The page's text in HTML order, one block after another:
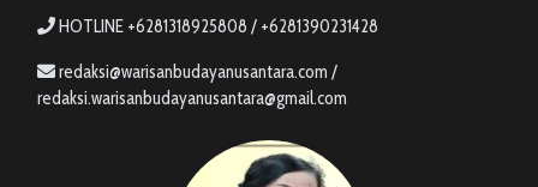
HOTLINE +6281318925808 / +6281390231428
redaksi@warisanbudayanusantara.com /
redaksi.warisanbudayanusantara@gmail.com